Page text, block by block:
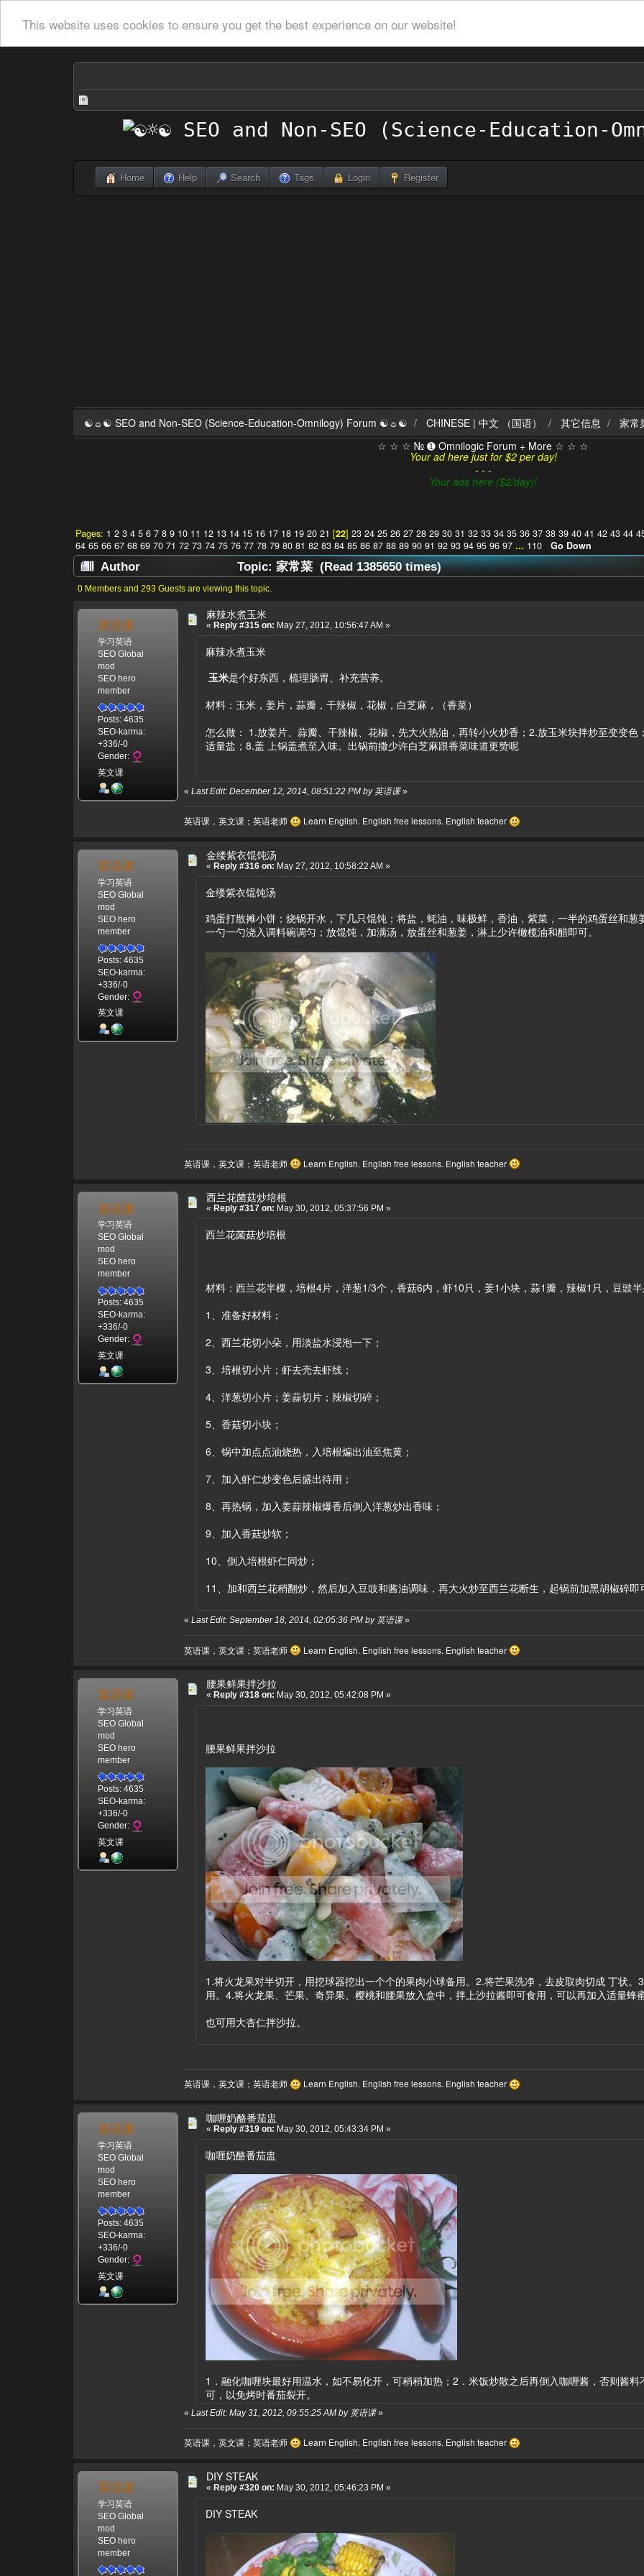
This website uses cookies to ensure you get the best experience on our website!
Home Help Search Tags Login Register
☯☼☯ SEO and Non-SEO (Science-Education-Omnilogy) Forum ☯☼☯ CHINESE | 中文 （国语） 其它信息
家常
☆ ☆ ☆ № ➊ Omnilogic Forum + More ☆ ☆ ☆
Your ad here just for $2 per day!
- - -
Your ads here ($2/day)!
Pages: 1 2 3 4 5 6 7 8 9 10 11 12 13 14 15 16 17 18 19 20 21 [22] 23 24 25 26 27 28 29 30 31 32 33 34 35 36 37 38 39 40 41 42 43 44
64 65 66 67 68 69 70 71 72 73 74 75 76 77 78 79 80 81 82 83 84 85 86 87 88 89 90 91 92 93 94 95 96 97 ... 110 Go Down
Author Topic: 家常菜 (Read 1385650 times)
0 Members and 293 Guests are viewing this topic.
英语课
学习英语
SEO Global
mod
SEO hero
member
Posts: 4635
SEO-karma:
+336/-0
Gender:
英文课
麻辣水煮玉米
« Reply #315 on: May 27, 2012, 10:56:47 AM »
麻辣水煮玉米
玉米是个好东西，梳理肠胃、补充营养。
材料：玉米，姜片，蒜瓣，干辣椒，花椒，白芝麻，（香菜）
怎么做： 1.放姜片、蒜瓣、干辣椒、花椒，先大火热油，再转小火炒香；2.放玉米块拌炒至变变
适量盐；8.盖 上锅盖煮至入味。出锅前撒少许白芝麻跟香菜味道更赞呢
« Last Edit: December 12, 2014, 08:51:22 PM by 英语课»
英语课，英文课；英语老师 Learn English. English free lessons. English teacher
英语课
学习英语
SEO Global
mod
SEO hero
member
Posts: 4635
SEO-karma:
+336/-0
Gender:
英文课
金缕紫衣馄饨汤
« Reply #316 on: May 27, 2012, 10:58:22 AM »
金缕紫衣馄饨汤
鸡蛋打散摊小饼；烧锅开水，下几只馄饨；将盐，蚝油，味极鲜，香油，紫菜，一半的鸡蛋丝和
一勺一勺浇入调料碗调匀；放馄饨，加满汤，放蛋丝和葱姜，淋上少许橄榄油和醋即可。
英语课，英文课；英语老师 Learn English. English free lessons. English teacher
英语课
学习英语
SEO Global
mod
SEO hero
member
Posts: 4635
SEO-karma:
+336/-0
Gender:
英文课
西兰花菌菇炒培根
« Reply #317 on: May 30, 2012, 05:37:56 PM »
西兰花菌菇炒培根
材料：西兰花半棵，培根4片，洋葱1/3个，香菇6内，虾10只，姜1小块，蒜1瓣，辣椒1只，豆豉
1、准备好材料；
2、西兰花切小朵，用淡盐水浸泡一下；
3、培根切小片；虾去壳去虾线；
4、洋葱切小片；姜蒜切片；辣椒切碎；
5、香菇切小块；
6、锅中加点点油烧热，入培根煸出油至焦黄；
7、加入虾仁炒变色后盛出待用；
8、再热锅，加入姜蒜辣椒爆香后倒入洋葱炒出香味；
9、加入香菇炒软；
10、倒入培根虾仁同炒；
11、加和西兰花稍翻炒，然后加入豆豉和酱油调味，再大火炒至西兰花断生，起锅前加黑胡椒碎即
« Last Edit: September 18, 2014, 02:05:36 PM by 英语课»
英语课，英文课；英语老师 Learn English. English free lessons. English teacher
英语课
学习英语
SEO Global
mod
SEO hero
member
Posts: 4635
SEO-karma:
+336/-0
Gender:
英文课
腰果鲜果拌沙拉
« Reply #318 on: May 30, 2012, 05:42:08 PM »
腰果鲜果拌沙拉
1.将火龙果对半切开，用挖球器挖出一个个的果肉小球备用。2.将芒果洗净，去皮取肉切成 丁状
用。4.将火龙果、芒果、奇异果、樱桃和腰果放入盒中，拌上沙拉酱即可食用，可以再加入适量蜂
也可用大杏仁拌沙拉。
英语课，英文课；英语老师 Learn English. English free lessons. English teacher
英语课
学习英语
SEO Global
mod
SEO hero
member
Posts: 4635
SEO-karma:
+336/-0
Gender:
英文课
咖喱奶酪番茄盅
« Reply #319 on: May 30, 2012, 05:43:34 PM »
咖喱奶酪番茄盅
1．融化咖喱块最好用温水，如不易化开，可稍稍加热；2．米饭炒散之后再倒入咖喱酱，否则酱
可，以免烤时番茄裂开。
« Last Edit: May 31, 2012, 09:55:25 AM by 英语课»
英语课，英文课；英语老师 Learn English. English free lessons. English teacher
英语课
学习英语
SEO Global
mod
SEO hero
member
DIY STEAK
« Reply #320 on: May 30, 2012, 05:46:23 PM »
DIY STEAK